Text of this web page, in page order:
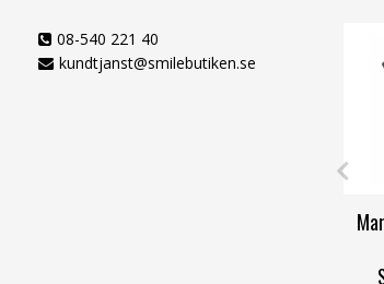
08-540 221 40
kundtjanst@smilebutiken.se